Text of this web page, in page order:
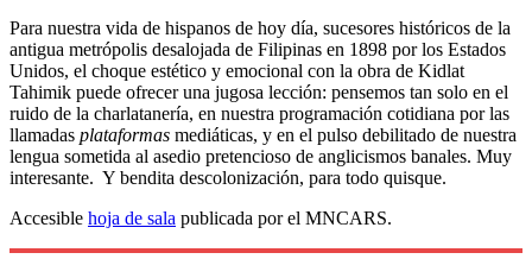
Para nuestra vida de hispanos de hoy día, sucesores históricos de la
antigua metrópolis desalojada de Filipinas en 1898 por los Estados
Unidos, el choque estético y emocional con la obra de Kidlat
Tahimik puede ofrecer una jugosa lección: pensemos tan solo en el
ruido de la charlatanería, en nuestra programación cotidiana por las
llamadas plataformas mediáticas, y en el pulso debilitado de nuestra
lengua sometida al asedio pretencioso de anglicismos banales. Muy
interesante. Y bendita descolonización, para todo quisque.
Accesible hoja de sala publicada por el MNCARS.